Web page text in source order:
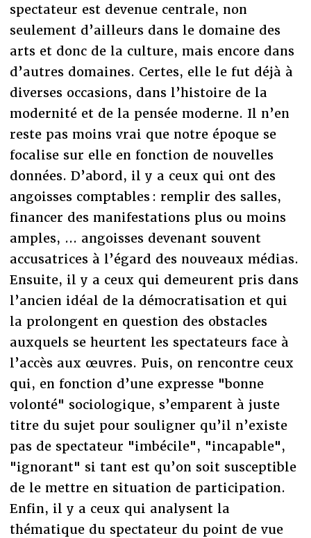
spectateur est devenue centrale, non
seulement d’ailleurs dans le domaine des
arts et donc de la culture, mais encore dans
d’autres domaines. Certes, elle le fut déjà à
diverses occasions, dans l’histoire de la
modernité et de la pensée moderne. Il n’en
reste pas moins vrai que notre époque se
focalise sur elle en fonction de nouvelles
données. D’abord, il y a ceux qui ont des
angoisses comptables : remplir des salles,
financer des manifestations plus ou moins
amples, ... angoisses devenant souvent
accusatrices à l’égard des nouveaux médias.
Ensuite, il y a ceux qui demeurent pris dans
l’ancien idéal de la démocratisation et qui
la prolongent en question des obstacles
auxquels se heurtent les spectateurs face à
l’accès aux œuvres. Puis, on rencontre ceux
qui, en fonction d’une expresse "bonne
volonté" sociologique, s’emparent à juste
titre du sujet pour souligner qu’il n’existe
pas de spectateur "imbécile", "incapable",
"ignorant" si tant est qu’on soit susceptible
de le mettre en situation de participation.
Enfin, il y a ceux qui analysent la
thématique du spectateur du point de vue